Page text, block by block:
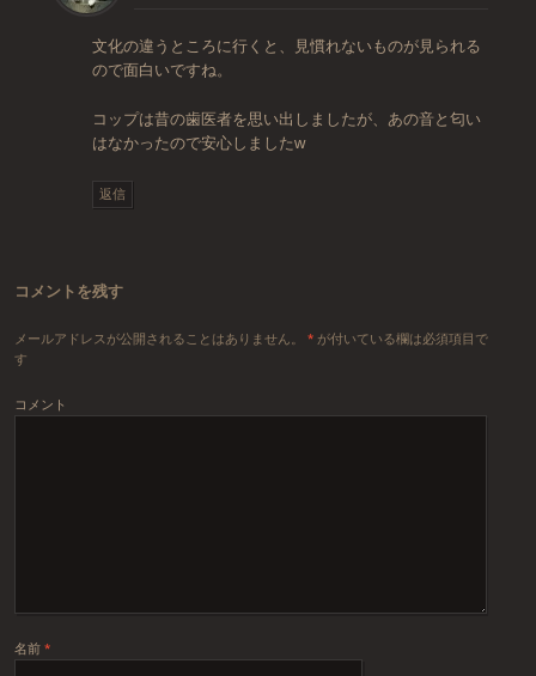
文化の違うところに行くと、見慣れないものが見られる
ので面白いですね。
コップは昔の歯医者を思い出しましたが、あの音と匂い
はなかったので安心しましたw
返信
コメントを残す
メールアドレスが公開されることはありません。 *が付いている欄は必須項目で
す
コメント
名前 *